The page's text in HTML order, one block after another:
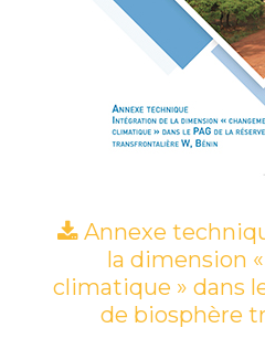
Annexe
la dimension
climatique » dans
de biosphère